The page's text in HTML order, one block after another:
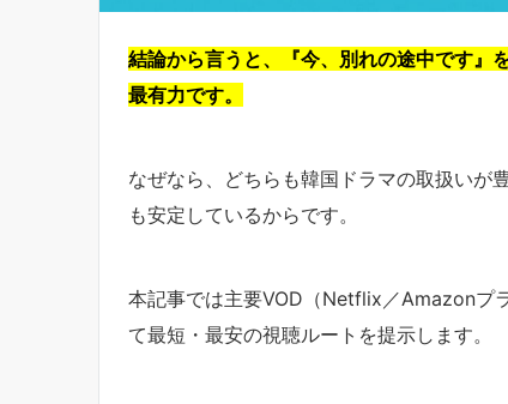
結論から言うと、『今、別れの途中です
最有力です。
なぜなら、どちらも韓国ドラマの取扱いが
も安定しているからです。
本記事では主要VOD（Netflix／Amazonプ
て最短・最安の視聴ルートを提示します。